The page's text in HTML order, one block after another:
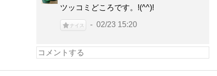
ツッコミどころです。!(^^)!
ナイス 02/23 15:20